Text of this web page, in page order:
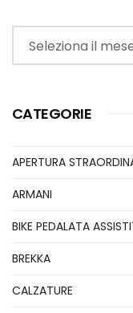
Archivi
CATEGORIE
APERTURA
ARMANI
BIKE PEDALATA
BREKKA
CALZATURE